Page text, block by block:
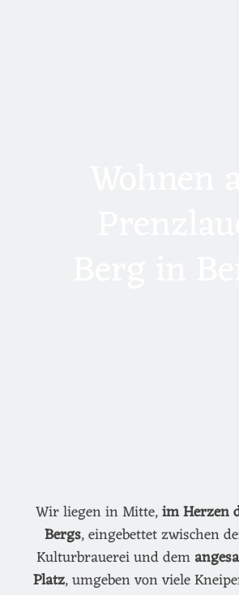
Wir liegen in Mitte,im Herzen
Bergs, eingebettet zwischen
Kulturbrauerei und dem
Platz, umgeben von viele